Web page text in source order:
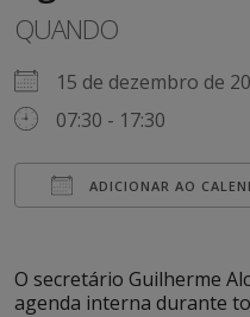
QUANDO
15 de dezembro de
07:30 - 17:30
ADICIONAR AO
O secretário Guilherme
agenda interna durante